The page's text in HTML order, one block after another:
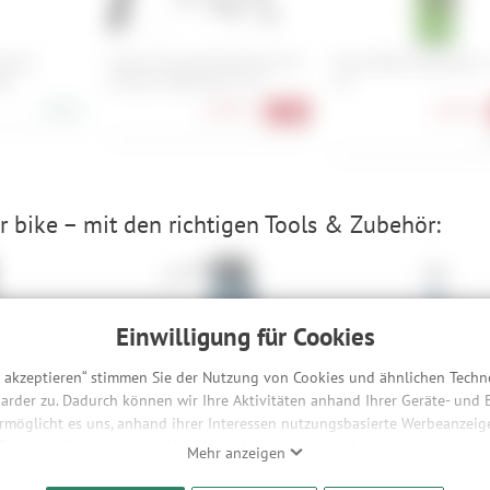
Einwilligung für Cookies
stimmen Sie der Nutzung von Cookies und ähnlichen
zu. Dadurch können wir Ihre Aktivitäten anhand Ihrer Geräte- und
es uns, anhand ihrer Interessen nutzungsbasierte
unserer Website sicherzustellen und stetig zu
und Werbepartner weitergegeben. Die Verarbeitung erfolgt
Mehr anzeigen
bike – mit den richtigen Tools & Zubehör:
- 40
Tunap Sports Kettenwachs
Park Tool MWR-17